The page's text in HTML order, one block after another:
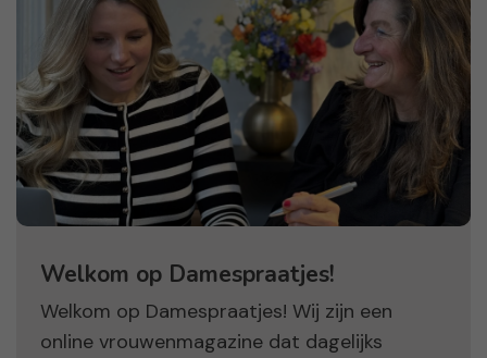
Welkom op Damespraatjes!
Welkom op Damespraatjes! Wij zijn een
online vrouwenmagazine dat dagelijks